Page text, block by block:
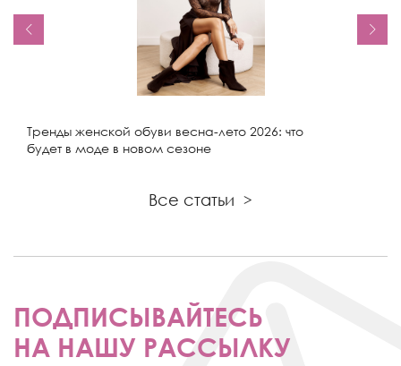
Тренды женской обуви весна-лето 2026: что
будет в моде в новом сезоне
Все статьи >
ПОДПИСЫВАЙТЕСЬ
НА НАШУ РАССЫЛКУ